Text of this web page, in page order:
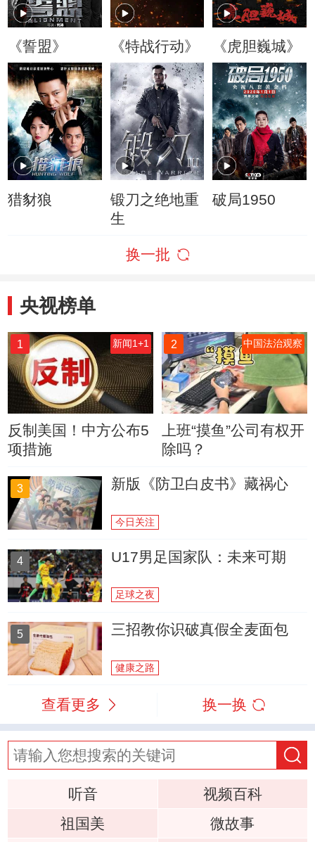
《誓盟》 《特战行动》 《虎胆巍城》
猎豺狼
锻刀之绝地重
生
破局1950
换一批
央视榜单
1 新闻1+1
反制美国！中方公布5
项措施
2 中国法治观察
上班“摸鱼”公司有权开
除吗？
3 新版《防卫白皮书》藏祸心
今日关注
4 U17男足国家队：未来可期
足球之夜
5 三招教你识破真假全麦面包
健康之路
查看更多 换一换
听音
视频百科
祖国美
微故事